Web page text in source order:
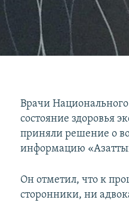
Врачи
состояние здоровья
приняли решение о
информацию
Он отметил, что к
сторонники, ни